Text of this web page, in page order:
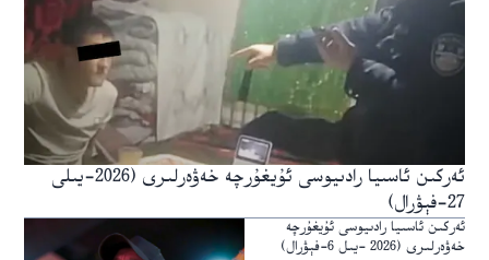
ئەركىن ئاسىيا رادىيوسى ئۇيغۇرچە خەۋەرلىرى (2026-يىلى
27-فېۋرال)
ئەركىن ئاسىيا رادىيوسى ئۇيغۇرچە
خەۋەرلىرى (2026 -يىل 6-فېۋرال)